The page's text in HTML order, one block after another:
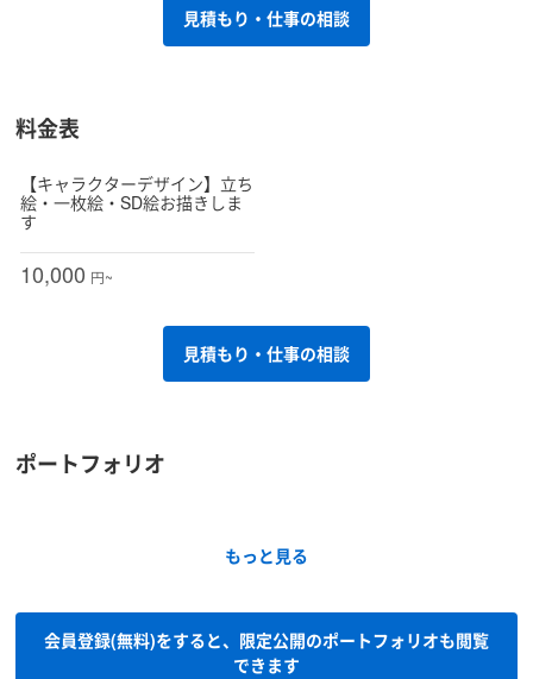
見積もり・仕事の相談
料金表
【キャラクターデザイン】立ち
絵・一枚絵・SD絵お描きしま
す
10,000 円~
見積もり・仕事の相談
ポートフォリオ
もっと見る
会員登録(無料)をすると、限定公開のポートフォリオも閲覧
できます